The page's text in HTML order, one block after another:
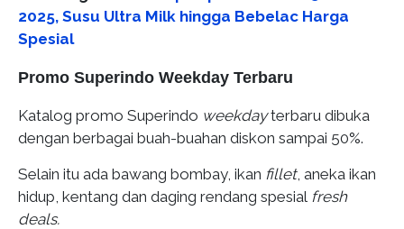
2025, Susu Ultra Milk hingga Bebelac Harga
Spesial
Promo Superindo Weekday Terbaru
Katalog promo Superindo weekdayterbaru dibuka
dengan berbagai buah-buahan diskon sampai 50%.
Selain itu ada bawang bombay, ikan fillet, aneka ikan
hidup, kentang dan daging rendang spesial fresh
deals.